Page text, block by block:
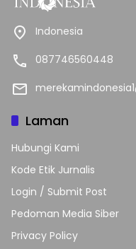
Indonesia
087746560448
Laman
Hubungi Kami
Kode Etik Jurnalis
Login / Submit Post
Pedoman Media Siber
Privacy Policy